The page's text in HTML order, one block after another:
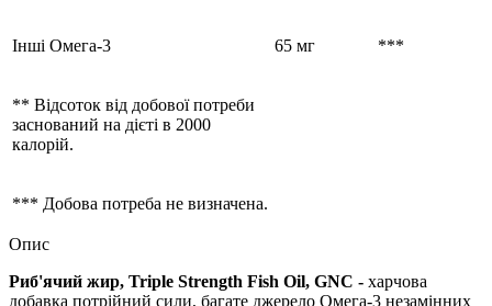
Інші Омега-3 65 мг ***
** Відсоток від добової потреби
заснований на дієті в 2000
калорій.
*** Добова потреба не визначена.
Опис
Риб'ячий жир, Triple Strength Fish Oil, GNC - харчова
добавка потрійний сили, багате джерело Омега-3 незамінних